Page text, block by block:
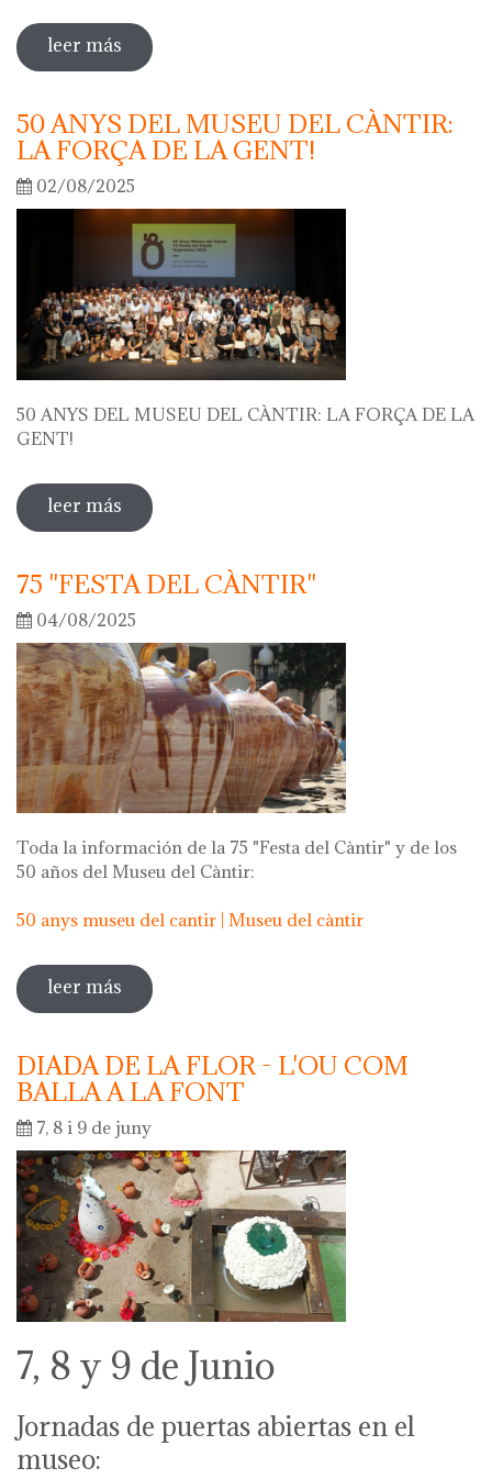
leer más sobre hola ceràmica! 2026
50 ANYS DEL MUSEU DEL CÀNTIR:
LA FORÇA DE LA GENT!
02/08/2025
50 ANYS DEL MUSEU DEL CÀNTIR: LA FORÇA DE LA
GENT!
leer más sobre 50 anys del museu del càntir: la
força de la gent!
75 "FESTA DEL CÀNTIR"
04/08/2025
Toda la información de la 75 "Festa del Càntir" y de los
50 años del Museu del Càntir:
50 anys museu del cantir | Museu del càntir
leer más sobre 75 "festa del càntir"
DIADA DE LA FLOR - L'OU COM
BALLA A LA FONT
7, 8 i 9 de juny
7, 8 y 9 de Junio
Jornadas de puertas abiertas en el
museo: